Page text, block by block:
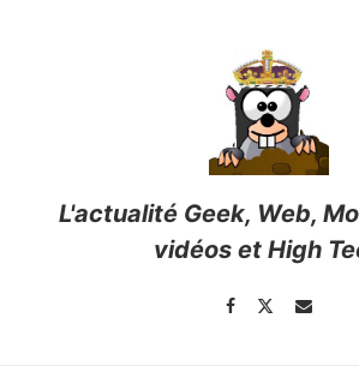
L'actualité Geek, Web,
vidéos et High